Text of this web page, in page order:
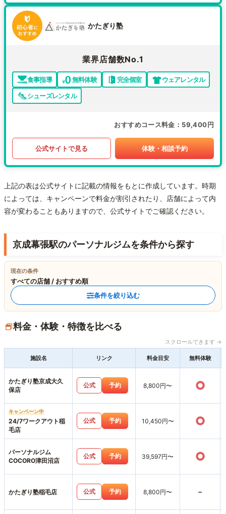
かたぎり塾
業界店舗数No.1
食事指導 無料体験 完全個室
ウェアレンタル
シューズレンタル
おすすめコース料金 59,400円
公式サイトで見る 体験・相談予約
上記の表は公式サイトに記載の情報をもとに作成しています。時期
によっては、キャンペーンで料金が割引されたり、店舗によって内
容が変わることもありますので、公式サイトでご確認ください。
京成幕張駅のパーソナルジムを条件から探す
現在の条件
すべての店舗 / おすすめ順
条件を絞り込む
料金・体験・特徴を比べる
スクロールできます →
施設名 リンク 料金目安 無料体験
かたぎり塾京成大久
保店
公式 予約 8,800円〜 ○
キャンペーン中
24/7ワークアウト稲
毛店
公式 予約 10,450円〜 ○
パーソナルジム
COCORO津田沼店
公式 予約 39,597円〜 ○
かたぎり塾稲毛店 公式 予約 8,800円〜 -